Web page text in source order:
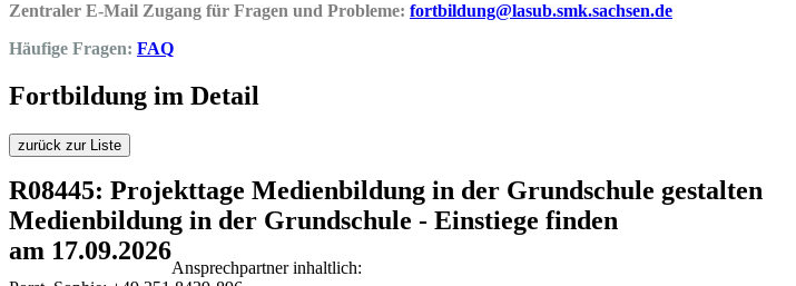
Zentraler E-Mail Zugang für Fragen und Probleme: fortbildung@lasub.smk.sachsen.de
Häufige Fragen: FAQ
Fortbildung im Detail
zurück zur Liste
R08445: Projekttage Medienbildung in der Grundschule gestalten
Medienbildung in der Grundschule - Einstiege finden
am 17.09.2026
Ansprechpartner inhaltlich: